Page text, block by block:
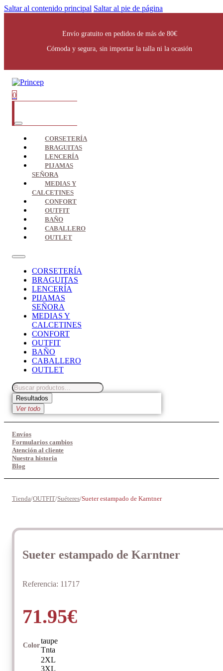
Saltar al contenido principal Saltar al pie de página
Envío gratuito en pedidos de más de 80€
Cómoda y segura, sin importar la talla ni la ocasión
0
CORSETERÍA
BRAGUITAS
LENCERÍA
PIJAMAS
SEÑORA
MEDIAS Y
CALCETINES
CONFORT
OUTFIT
BAÑO
CABALLERO
OUTLET
CORSETERÍA
BRAGUITAS
LENCERÍA
PIJAMAS
SEÑORA
MEDIAS Y
CALCETINES
CONFORT
OUTFIT
BAÑO
CABALLERO
OUTLET
Search
...Resultados
Ver todo
Envíos
Formularios cambios
Atención al cliente
Nuestra historia
Blog
Tienda/OUTFIT/Suéteres/Sueter estampado de Karntner
Sueter estampado de Karntner
Referencia: 11717
71.95€
Color
taupe
Tnta
2XL
3XL